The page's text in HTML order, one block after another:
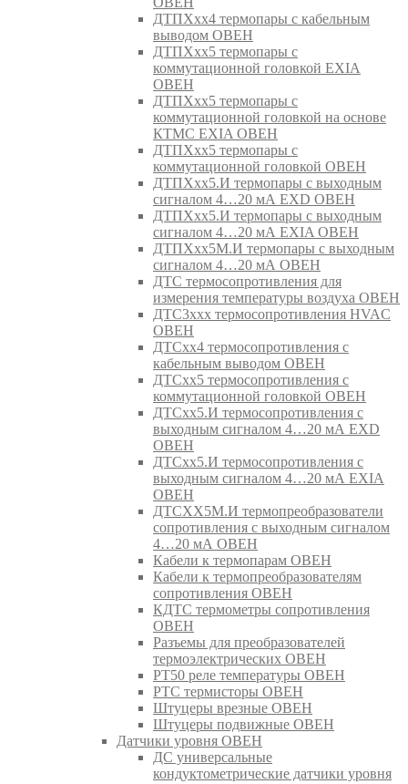
ДТПХхх4 термопары с кабельным
выводом ОВЕН
ДТПХхх5 термопары с
коммутационной головкой EXIA
ОВЕН
ДТПХхх5 термопары с
коммутационной головкой на основе
КТМС EXIA ОВЕН
ДТПХхх5 термопары с
коммутационной головкой ОВЕН
ДТПХхх5.И термопары с выходным
сигналом 4…20 мА EXD ОВЕН
ДТПХхх5.И термопары с выходным
сигналом 4…20 мА EXIA ОВЕН
ДТПХхх5М.И термопары с выходным
сигналом 4…20 мА ОВЕН
ДТС термосопротивления для
измерения температуры воздуха ОВЕН
ДТС3ххх термосопротивления HVAC
ОВЕН
ДТСхх4 термосопротивления с
кабельным выводом ОВЕН
ДТСхх5 термосопротивления с
коммутационной головкой ОВЕН
ДТСхх5.И термосопротивления с
выходным сигналом 4…20 мА EXD
ОВЕН
ДТСхх5.И термосопротивления с
выходным сигналом 4…20 мА EXIA
ОВЕН
ДТСХХ5М.И термопреобразователи
сопротивления с выходным сигналом
4…20 мА ОВЕН
Кабели к термопарам ОВЕН
Кабели к термопреобразователям
сопротивления ОВЕН
КДТС термометры сопротивления
ОВЕН
Разъемы для преобразователей
термоэлектрических ОВЕН
РТ50 реле температуры ОВЕН
РТС термисторы ОВЕН
Штуцеры врезные ОВЕН
Штуцеры подвижные ОВЕН
Датчики уровня ОВЕН
ДС универсальные
кондуктометрические датчики уровня